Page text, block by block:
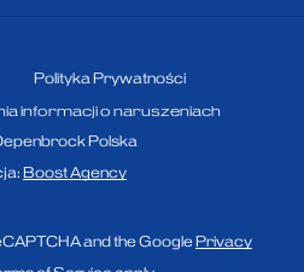
Polska
Boost Agency
Polityka Prywatności
informacji o naruszeniach
and the Google Privacy